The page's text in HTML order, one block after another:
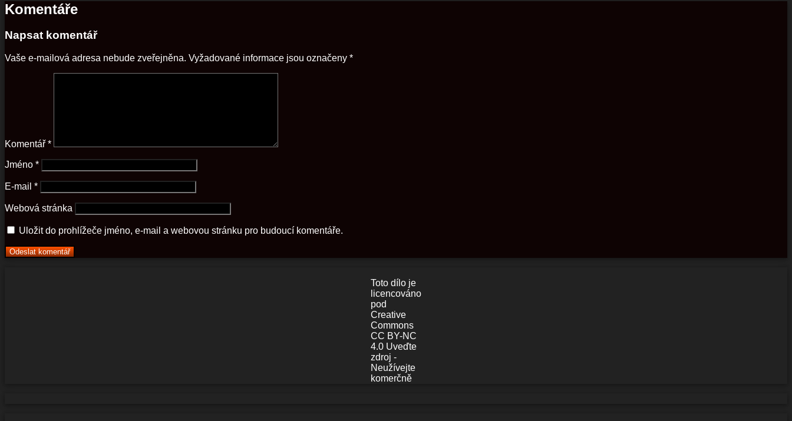
Komentáře
Napsat komentář
Vaše e-mailová adresa nebude zveřejněna. Vyžadované informace jsou označeny *
Komentář *
Jméno *
E-mail *
Webová stránka
Uložit do prohlížeče jméno, e-mail a webovou stránku pro budoucí komentáře.
Toto dílo je
licencováno
pod
Creative
Commons
CC BY-NC
4.0 Uveďte
zdroj -
Neužívejte
komerčně